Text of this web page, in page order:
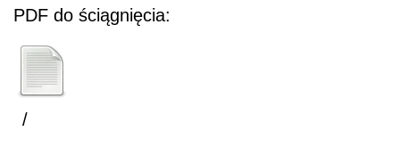
PDF do ściągnięcia:
/